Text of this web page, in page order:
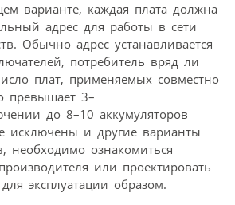
варианте, каждая плата должна
адрес для работы в сети
Обычно адрес устанавливается
потребитель вряд ли
плат, применяемых совместно
превышает 3–
до 8–10 аккумуляторов
исключены и другие варианты
необходимо ознакомиться
или проектировать
эксплуатации образом.